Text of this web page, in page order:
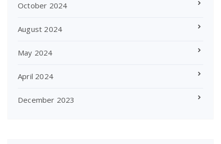
October 2024
August 2024
May 2024
April 2024
December 2023